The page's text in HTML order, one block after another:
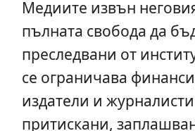
Медиите извън
пълната свобода да
преследвани от
се ограничава
издатели и
притискани,